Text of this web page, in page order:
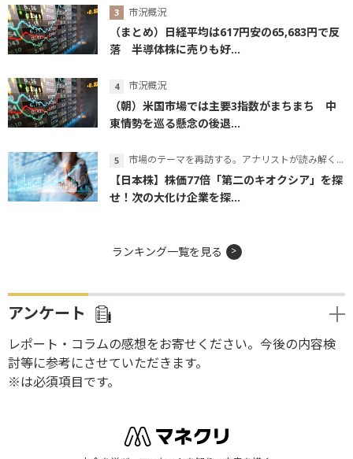
市況概況
（まとめ）日経平均は617円安の65,683円で反
落 半導体株に売りも好...
市況概況
（朝）米国市場では主要3指数がまちまち 中
東情勢を巡る懸念の後退...
市場のテーマを再訪する。アナリストが読み解くテーマの本質
【日本株】株価77倍「第二のキオクシア」を探
せ！次の大化け企業を探...
ランキング一覧を見る
アンケート
レポート・コラムの感想をお寄せください。今後の内容検
討等に参考にさせていただきます。
※は必須項目です。